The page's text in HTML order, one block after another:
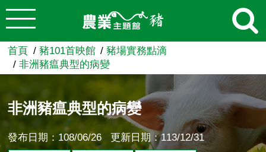
跳到主要內容
農業知識入口網
首頁 豬101首映館
豬場實務點滴
非洲豬瘟典型的病變
非洲豬瘟典型的病變
發布日期：108/06/26 更新日期：113/12/31